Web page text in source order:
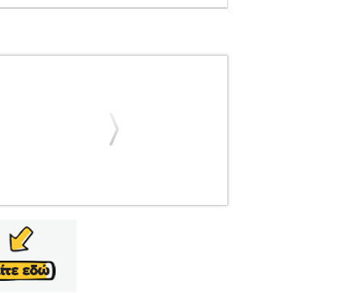
αξιόπιστη πηγή φωτός στο κάμπινγκ, στην
να αντλήσει ενέργεια από τον ήλιο. -Αυτός ο
ηλιακό πάνελ το οποίο μπορεί να
λαβές για να ανταποκριθεί σε διαφορετικές
την οροφή της σκηνής για να χρησιμεύσει